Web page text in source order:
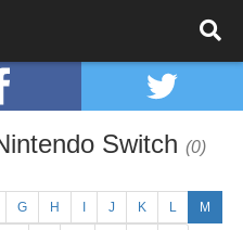
Switch (0)
G H J K L M